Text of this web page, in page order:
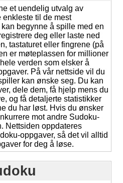
et uendelig utvalg av
enkleste til de mest
begynne å spille med en
deg eller laste ned
tastaturet eller fingrene (på
er møteplassen for millioner
verden som elsker å
På vår nettside vil du
kan ønske seg. Du kan
dele dem, få hjelp mens du
og få detaljerte statistikker
du har løst. Hvis du ønsker
mot andre Sudoku-
Nettsiden oppdateres
oppgaver, så det vil alltid
for deg å løse.